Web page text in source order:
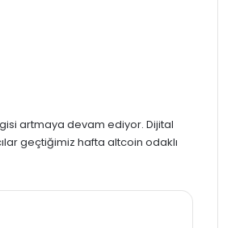
artmaya devam ediyor. Dijital
geçtiğimiz hafta altcoin odaklı